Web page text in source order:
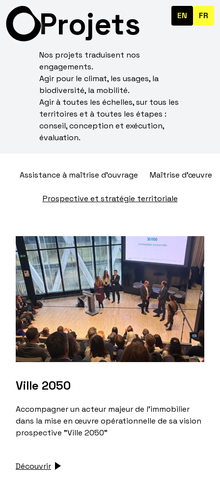
EN FR
Projets
Nos projets traduisent nos
engagements.
Agir pour le climat, les usages, la
biodiversité, la mobilité.
Agir à toutes les échelles, sur tous les
territoires et à toutes les étapes :
conseil, conception et exécution,
évaluation.
Assistance à maîtrise d'ouvrage Maîtrise d’œuvre
Prospective et stratégie territoriale
Ville 2050
Accompagner un acteur majeur de l'immobilier
dans la mise en œuvre opérationnelle de sa vision
prospective "Ville 2050"
Découvrir